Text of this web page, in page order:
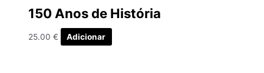
150 Anos de História
25.00 € Adicionar